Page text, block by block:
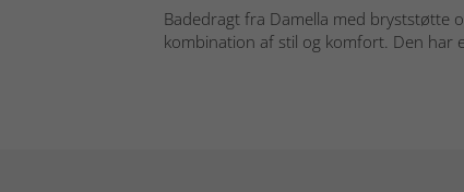
Badedragt fra Damella med bryststøtte
kombination af stil og komfort. Den har